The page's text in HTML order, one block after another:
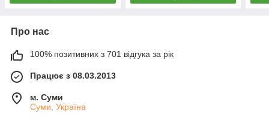
Про нас
100% позитивних з 701 відгука за рік
Працює з 08.03.2013
м. Суми
Суми, Україна